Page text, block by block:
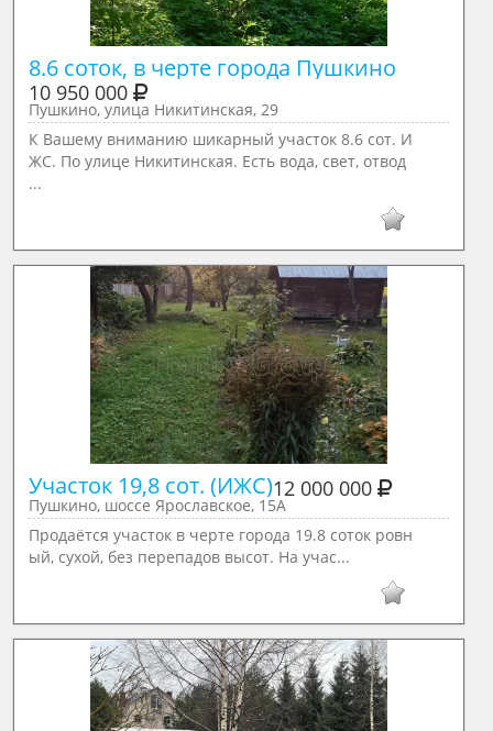
8.6 соток, в черте города Пушкино
10 950 000
Пушкино, улица Никитинская, 29
К Вашему вниманию шикарный участок 8.6 сот. И
ЖС. По улице Никитинская. Есть вода, свет, отвод
...
Участок 19,8 сот. (ИЖС)12 000 000
Пушкино, шоссе Ярославское, 15А
Продаётся участок в черте города 19.8 соток ровн
ый, сухой, без перепадов высот. На учас...